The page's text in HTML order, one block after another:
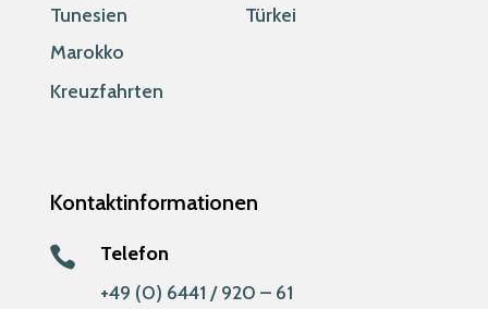
Tunesien
Türkei
Marokko
Kreuzfahrten
Kontaktinformationen

Telefon
+49 (0) 6441 / 920 – 61